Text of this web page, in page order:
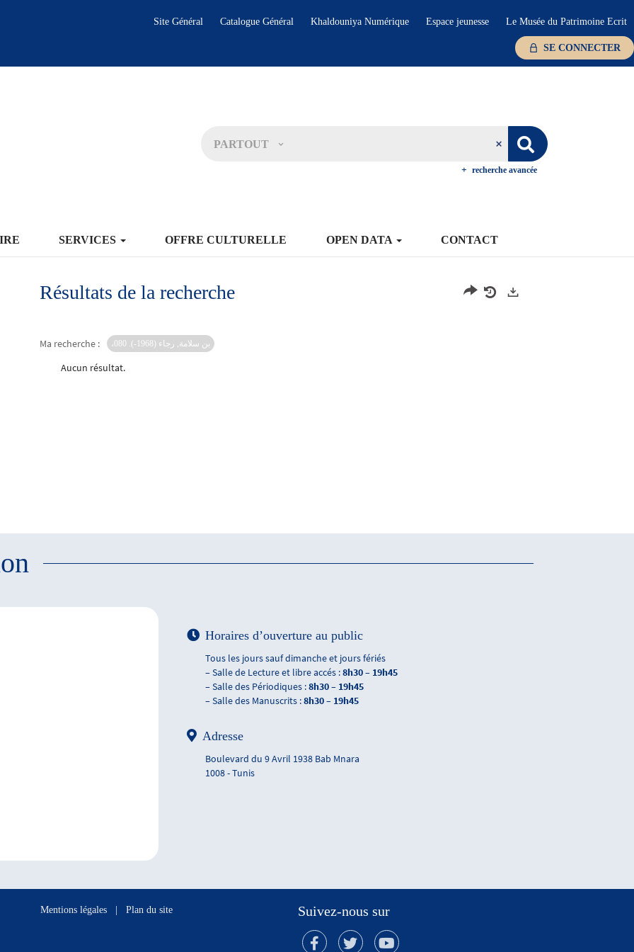
Site Général Catalogue Général Khaldouniya Numérique Espace jeunesse Le Musée du Patrimoine Ecrit
SE CONNECTER
PARTOUT
recherche avancée
SERVICES OFFRE CULTURELLE OPEN DATA CONTACT
Résultats de la recherche
Ma recherche : ،بن سلامة, رجاء (1968-). 080
Aucun résultat.
Horaires d’ouverture au public
Tous les jours sauf dimanche et jours fériés
– Salle de Lecture et libre accés :8h30 – 19h45
– Salle des Périodiques :8h30 – 19h45
– Salle des Manuscrits :8h30 – 19h45
Adresse
Boulevard du 9 Avril 1938 Bab Mnara
1008 - Tunis
Mentions légales Plan du site Suivez-nous sur